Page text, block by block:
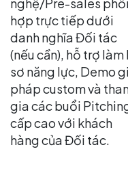
hợp trực tiếp dưới
danh nghĩa Đối tác
(nếu cần), hỗ trợ làm
sơ năng lực, Demo
pháp custom và
gia các buổi
cấp cao với khách
hàng của Đối tác.